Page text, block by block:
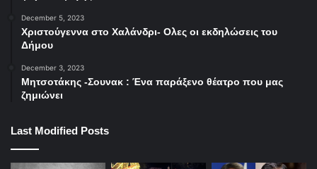
December 5, 2023
Χριστούγεννα στο Χαλάνδρι- Ολες οι εκδηλώσεις του
Δήμου
December 3, 2023
Μητσοτάκης -Σουνακ : Ένα παράξενο θέατρο που μας
ζημιώνει
Last Modified Posts